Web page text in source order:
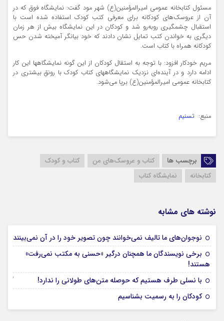
مسئول کتابخانه عمومی امیرالمؤمنین(ع) شهر مود گفت: نمایشگاه فوق که در
آن از عروسک‌های کودکانه برای معرفی کتب کودک استفاده شده است با
استقبال چشمگیری رو‌به‌رو شد و کودکان در این نمایشگاه بیش از هر زمان
دیگری به خواندن کتب تمایل نشان دادند که خود بیانگر آمیخته شدن حس
کودکانه همراه با کتاب است.
مریم خودکار افزود: با توجه به استقال کودکان از این گونه نمایشگاهها این کار
ادامه دارد و در آینده‌ای نزدیک نمایشگاههای کتاب کودک با رونق بیشتری در
کتابخانه عمومی امیرالمؤمنین(ع) برپا می‌شود.
منبع: تسنیم
برچسب ها کتاب و عروسک‌های من
کتاب و کودک
کتابخانه
نمایشگاه کتاب
نوشته های مشابه
نوجوان‌های ما تالیف نمی‌خوانند چون تصویر خود را در آن نمی‌بینند
برخی نویسندگان ما همچنان درگیر «حسنی به مکتب نمی‌رفت»
هستند!
با نسلی طرف هستیم که حوصله متن‌های طولانی را ندارد! 03 آوریل 2025
کودکان را به رسمیت بشناسیم